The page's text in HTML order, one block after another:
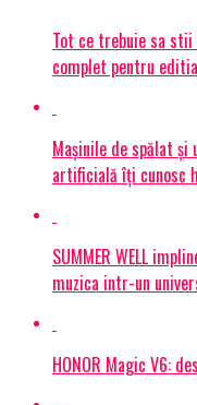
Tot ce trebuie sa
complet pentru
Mașinile de spălat și
artificială îți cunosc
SUMMER WELL
muzica intr-un
HONOR Magic V6: